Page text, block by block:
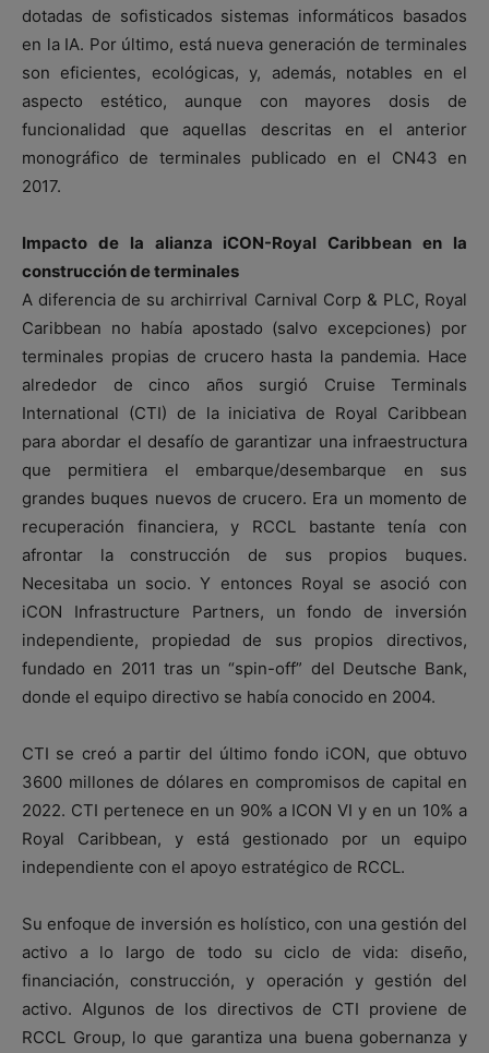
dotadas de sofisticados sistemas informáticos basados
en la IA. Por último, está nueva generación de terminales
son eficientes, ecológicas, y, además, notables en el
aspecto estético, aunque con mayores dosis de
funcionalidad que aquellas descritas en el anterior
monográfico de terminales publicado en el CN43 en
2017.
Impacto de la alianza iCON-Royal Caribbean en la
construcción de terminales
A diferencia de su archirrival Carnival Corp & PLC, Royal
Caribbean no había apostado (salvo excepciones) por
terminales propias de crucero hasta la pandemia. Hace
alrededor de cinco años surgió Cruise Terminals
International (CTI) de la iniciativa de Royal Caribbean
para abordar el desafío de garantizar una infraestructura
que permitiera el embarque/desembarque en sus
grandes buques nuevos de crucero. Era un momento de
recuperación financiera, y RCCL bastante tenía con
afrontar la construcción de sus propios buques.
Necesitaba un socio. Y entonces Royal se asoció con
iCON Infrastructure Partners, un fondo de inversión
independiente, propiedad de sus propios directivos,
fundado en 2011 tras un “spin-off” del Deutsche Bank,
donde el equipo directivo se había conocido en 2004.
CTI se creó a partir del último fondo iCON, que obtuvo
3600 millones de dólares en compromisos de capital en
2022. CTI pertenece en un 90% a ICON VI y en un 10% a
Royal Caribbean, y está gestionado por un equipo
independiente con el apoyo estratégico de RCCL.
Su enfoque de inversión es holístico, con una gestión del
activo a lo largo de todo su ciclo de vida: diseño,
financiación, construcción, y operación y gestión del
activo. Algunos de los directivos de CTI proviene de
RCCL Group, lo que garantiza una buena gobernanza y